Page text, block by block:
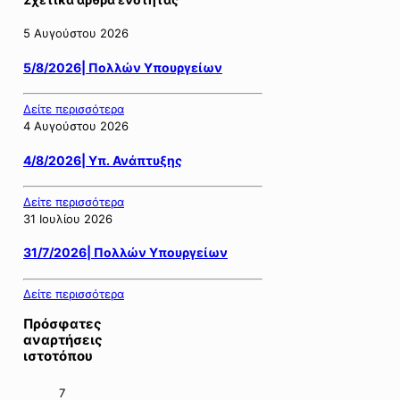
5 Αυγούστου 2026
5/8/2026| Πολλών Υπουργείων
Δείτε περισσότερα
4 Αυγούστου 2026
4/8/2026| Υπ. Ανάπτυξης
Δείτε περισσότερα
31 Ιουλίου 2026
31/7/2026| Πολλών Υπουργείων
Δείτε περισσότερα
Πρόσφατες
αναρτήσεις
ιστοτόπου
7